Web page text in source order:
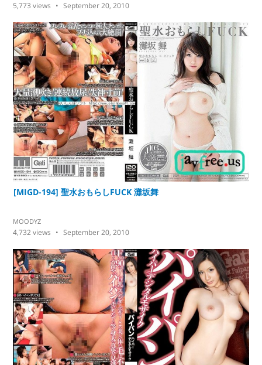
5,773 views September 20, 2010
[MIGD-194] 聖水おもらしFUCK 灘坂舞
MOODYZ
4,732views September 20, 2010